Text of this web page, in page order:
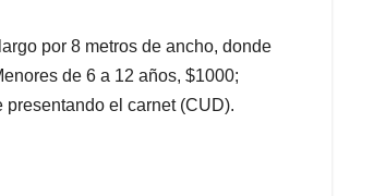
por 8 metros de ancho, donde
de 6 a 12 años, $1000;
el carnet (CUD).